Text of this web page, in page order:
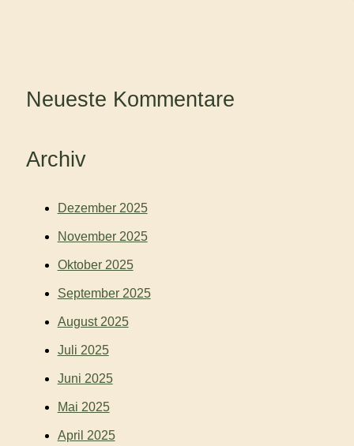
Neueste Kommentare
Archiv
Dezember 2025
November 2025
Oktober 2025
September 2025
August 2025
Juli 2025
Juni 2025
Mai 2025
April 2025